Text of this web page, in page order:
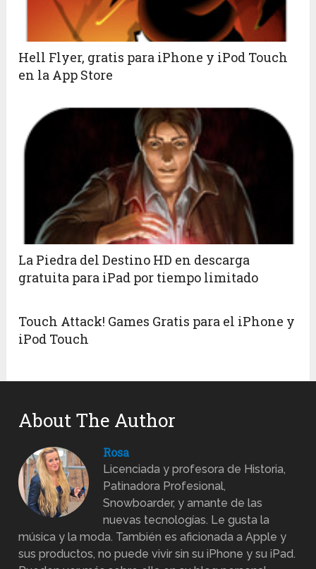
Hell Flyer, gratis para iPhone y iPod Touch
en la App Store
La Piedra del Destino HD en descarga
gratuita para iPad por tiempo limitado
Touch Attack! Games Gratis para el iPhone y
iPod Touch
About The Author
Rosa
Licenciada y profesora de Historia,
Patinadora Profesional,
Snowboarder, y amante de las
nuevas tecnologías. Le gusta la
música y la moda. También es aficionada a Apple y
sus productos, no puede vivir sin su iPhone y su iPad.